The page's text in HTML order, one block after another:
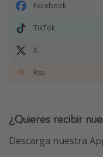
Facebook
TikTok
X
Rss
¿Quieres recibir
Descarga nuestra